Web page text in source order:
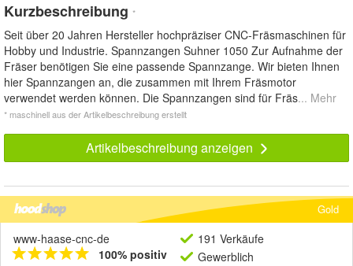
Kurzbeschreibung *
Seit über 20 Jahren Hersteller hochpräziser CNC-Fräsmaschinen für
Hobby und Industrie. Spannzangen Suhner 1050 Zur Aufnahme der
Fräser benötigen Sie eine passende Spannzange. Wir bieten Ihnen
hier Spannzangen an, die zusammen mit Ihrem Fräsmotor
verwendet werden können. Die Spannzangen sind für Fräs... Mehr
* maschinell aus der Artikelbeschreibung erstellt
Artikelbeschreibung anzeigen
Gold
www-haase-cnc-de
100% positiv
191 Verkäufe
Gewerblich